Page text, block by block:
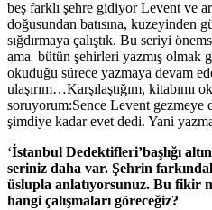
beş farklı şehre gidiyor Levent ve
doğusundan batısına, kuzeyinden
sığdırmaya çalıştık. Bu seriyi
ama bütün şehirleri yazmış olmak
okuduğu sürece yazmaya devam
ulaşırım…Karşılaştığım, kitabımı
soruyorum:Sence Levent
şimdiye kadar evet dedi. Yani
‘İstanbul Dedektifleri’başlığı
seriniz daha var. Şehrin
üslupla anlatıyorsunuz. Bu fikir
hangi çalışmaları göreceğiz?